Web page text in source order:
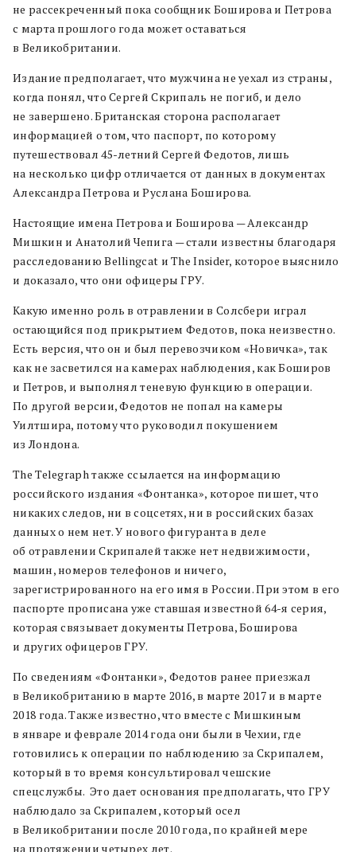
не рассекреченный пока сообщник Боширова и Петрова
с марта прошлого года может оставаться
в Великобритании.
Издание предполагает, что мужчина не уехал из страны,
когда понял, что Сергей Скрипаль не погиб, и дело
не завершено. Британская сторона располагает
информацией о том, что паспорт, по которому
путешествовал 45-летний Сергей Федотов, лишь
на несколько цифр отличается от данных в документах
Александра Петрова и Руслана Боширова.
Настоящие имена Петрова и Боширова — Александр
Мишкин и Анатолий Чепига — стали известны благодаря
расследованию Bellingcat и The Insider, которое выяснило
и доказало, что они офицеры ГРУ.
Какую именно роль в отравлении в Солсбери играл
остающийся под прикрытием Федотов, пока неизвестно.
Есть версия, что он и был перевозчиком «Новичка», так
как не засветился на камерах наблюдения, как Боширов
и Петров, и выполнял теневую функцию в операции.
По другой версии, Федотов не попал на камеры
Уилтшира, потому что руководил покушением
из Лондона.
The Telegraph также ссылается на информацию
российского издания «Фонтанка», которое пишет, что
никаких следов, ни в соцсетях, ни в российских базах
данных о нем нет. У нового фигуранта в деле
об отравлении Скрипалей также нет недвижимости,
машин, номеров телефонов и ничего,
зарегистрированного на его имя в России. При этом в его
паспорте прописана уже ставшая известной 64-я серия,
которая связывает документы Петрова, Боширова
и других офицеров ГРУ.
По сведениям «Фонтанки», Федотов ранее приезжал
в Великобританию в марте 2016, в марте 2017 и в марте
2018 года. Также известно, что вместе с Мишкиным
в январе и феврале 2014 года они были в Чехии, где
готовились к операции по наблюдению за Скрипалем,
который в то время консультировал чешские
спецслужбы. Это дает основания предполагать, что ГРУ
наблюдало за Скрипалем, который осел
в Великобритании после 2010 года, по крайней мере
на протяжении четырех лет.